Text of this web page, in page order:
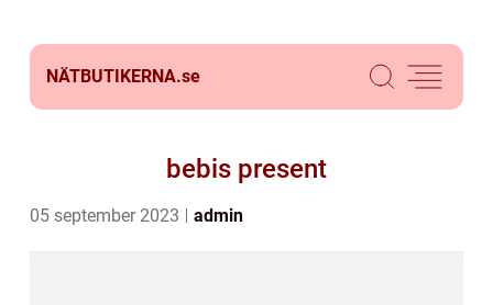
NÄTBUTIKERNA.se
bebis present
05 september 2023 admin